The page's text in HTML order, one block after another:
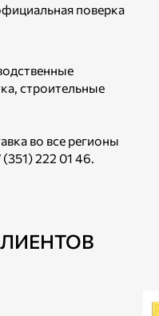
поверка
строительные
во все регионы
222 01 46.